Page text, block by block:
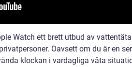
Watch ett brett utbud av vattentäta
Oavsett om du är en
klockan i vardagliga våta